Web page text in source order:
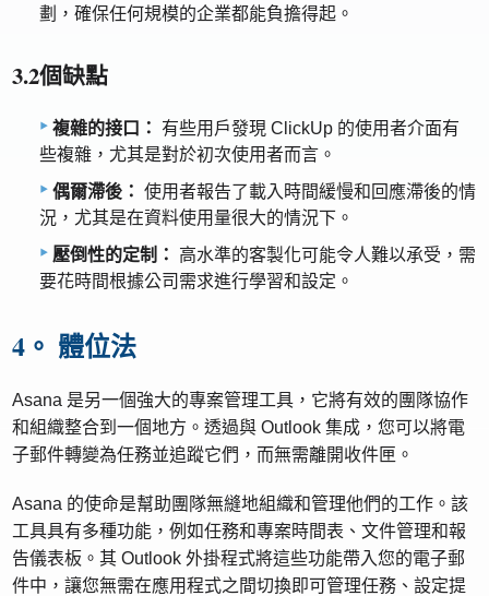
劃，確保任何規模的企業都能負擔得起。
3.2個缺點
複雜的接口：
有些用戶發現 ClickUp 的使用者介面有
些複雜，尤其是對於初次使用者而言。
偶爾滯後： 使用者報告了載入時間緩慢和回應滯後的情
況，尤其是在資料使用量很大的情況下。
壓倒性的定制：
高水準的客製化可能令人難以承受，需
要花時間根據公司需求進行學習和設定。
4。 體位法
Asana 是另一個強大的專案管理工具，它將有效的團隊協作
和組織整合到一個地方。透過與 Outlook 集成，您可以將電
子郵件轉變為任務並追蹤它們，而無需離開收件匣。
Asana 的使命是幫助團隊無縫地組織和管理他們的工作。該
工具具有多種功能，例如任務和專案時間表、文件管理和報
告儀表板。其 Outlook 外掛程式將這些功能帶入您的電子郵
件中，讓您無需在應用程式之間切換即可管理任務、設定提